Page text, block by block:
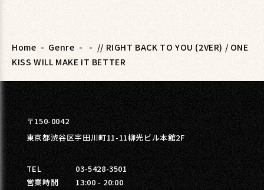
Home - Genre - - // RIGHT BACK TO YOU (2VER) / ONE
KISS WILL MAKE IT BETTER
〒150-0042
東京都渋谷区宇田川町11-11柳光ビル本館2F
TEL
03-5428-3501
営業時間
13:00 - 20:00